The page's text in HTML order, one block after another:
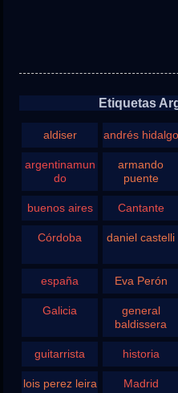
Etiquetas
aldiser andrés hidalgo
argentinamun
do
armando
puente
buenos aires Cantante
Córdoba daniel castelli
españa Eva Perón
Galicia
general
baldissera
guitarrista historia
lois perez leira Madrid